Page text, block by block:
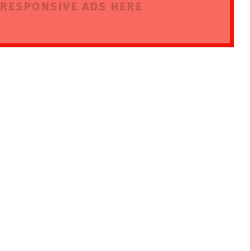
RESPONSIVE ADS HERE